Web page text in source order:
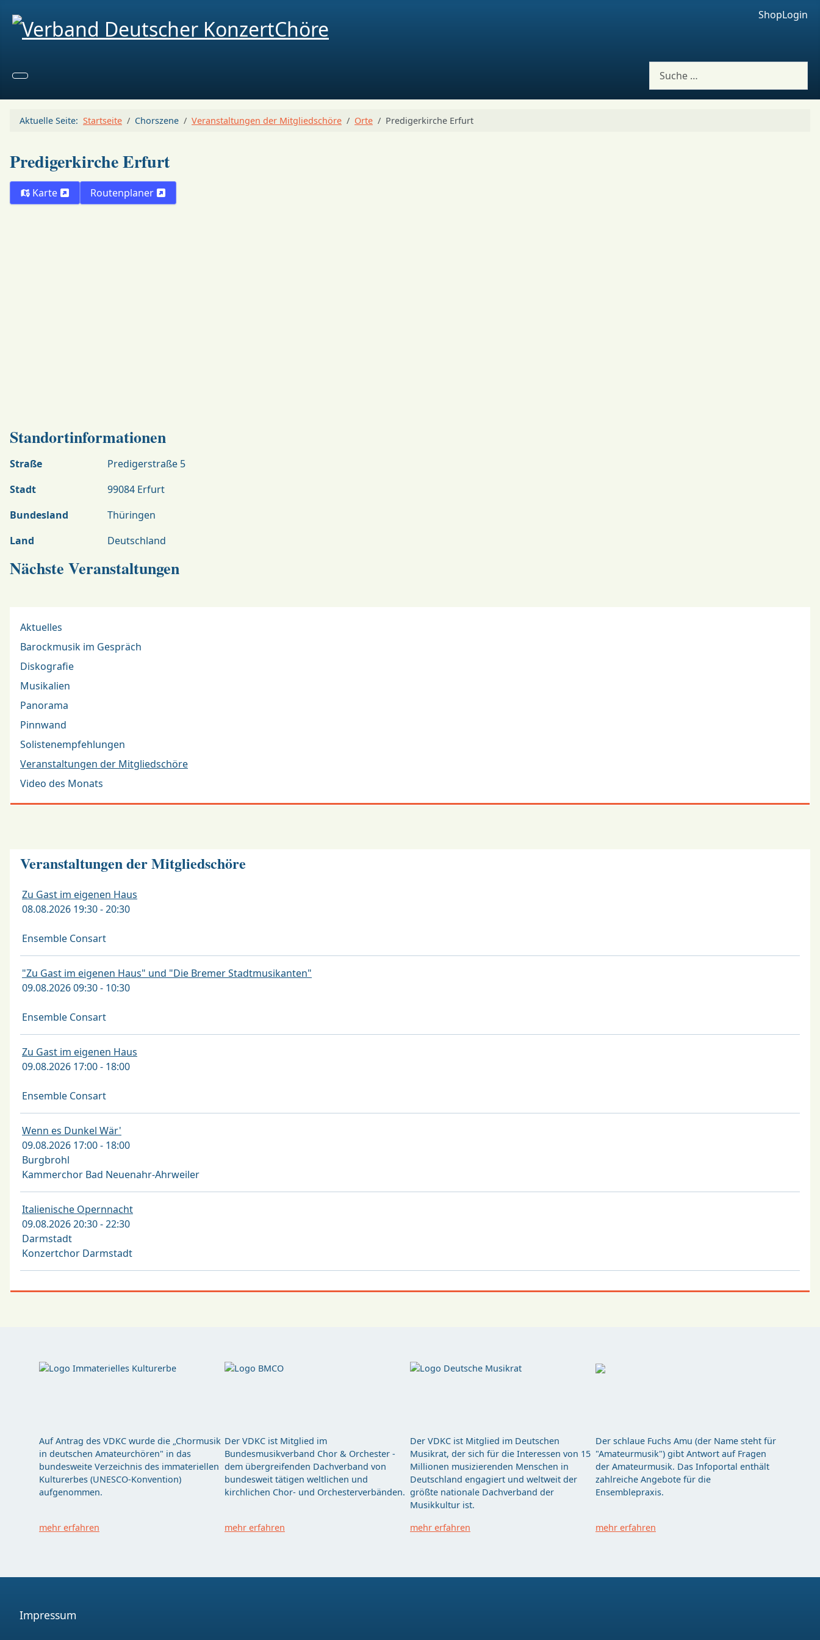
ShopLogin
Suchen
Aktuelle Seite: Startseite Chorszene Veranstaltungen der Mitgliedschöre Orte Predigerkirche Erfurt
Predigerkirche Erfurt
Karte Routenplaner
Standortinformationen
Straße
Predigerstraße 5
Stadt
99084 Erfurt
Bundesland
Thüringen
Land
Deutschland
Nächste Veranstaltungen
Aktuelles
Barockmusik im Gespräch
Diskografie
Musikalien
Panorama
Pinnwand
Solistenempfehlungen
Veranstaltungen der Mitgliedschöre
Video des Monats
Veranstaltungen der Mitgliedschöre
Zu Gast im eigenen Haus
08.08.2026 19:30 - 20:30
Ensemble Consart
"Zu Gast im eigenen Haus" und "Die Bremer Stadtmusikanten"
09.08.2026 09:30 - 10:30
Ensemble Consart
Zu Gast im eigenen Haus
09.08.2026 17:00 - 18:00
Ensemble Consart
Wenn es Dunkel Wär'
09.08.2026 17:00 - 18:00
Burgbrohl
Kammerchor Bad Neuenahr-Ahrweiler
Italienische Opernnacht
09.08.2026 20:30 - 22:30
Darmstadt
Konzertchor Darmstadt
Auf Antrag des VDKC wurde die „Chormusik
in deutschen Amateurchören" in das
bundesweite Verzeichnis des immateriellen
Kulturerbes (UNESCO-Konvention)
aufgenommen.
mehr erfahren
Der VDKC ist Mitglied im
Bundesmusikverband Chor & Orchester -
dem übergreifenden Dachverband von
bundesweit tätigen weltlichen und
kirchlichen Chor- und Orchesterverbänden.
mehr erfahren
Der VDKC ist Mitglied im Deutschen
Musikrat, der sich für die Interessen von 15
Millionen musizierenden Menschen in
Deutschland engagiert und weltweit der
größte nationale Dachverband der
Musikkultur ist.
mehr erfahren
Der schlaue Fuchs Amu (der Name steht für
"Amateurmusik") gibt Antwort auf Fragen
der Amateurmusik. Das Infoportal enthält
zahlreiche Angebote für die
Ensemblepraxis.
mehr erfahren
Impressum